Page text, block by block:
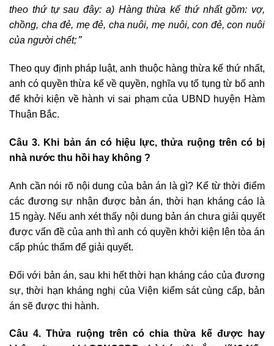
theo thứ tự sau đây: a) Hàng thừa kế thứ nhất gồm: vợ,
chồng, cha đẻ, mẹ đẻ, cha nuôi, mẹ nuôi, con đẻ, con nuôi
của người chết;”
Theo quy định pháp luật, anh thuộc hàng thừa kế thứ nhất,
anh có quyền thừa kế về quyền, nghĩa vụ tố tụng từ bố anh
để khởi kiện về hành vi sai phạm của UBND huyện Hàm
Thuận Bắc.
Câu 3. Khi bản án có hiệu lực, thửa ruộng trên có bị
nhà nước thu hồi hay không ?
Anh cần nói rõ nội dung của bản án là gì? Kể từ thời điểm
các đương sự nhận được bản án, thời hạn kháng cáo là
15 ngày. Nếu anh xét thấy nội dung bản án chưa giải quyết
được vấn đề của anh thì anh có quyền khởi kiện lên tòa án
cấp phúc thẩm để giải quyết.
Đối với bản án, sau khi hết thời hạn kháng cáo của đương
sự, thời hạn kháng nghị của Viện kiểm sát cùng cấp, bản
án sẽ được thi hành.
Câu 4. Thửa ruộng trên có chia thừa kế được hay